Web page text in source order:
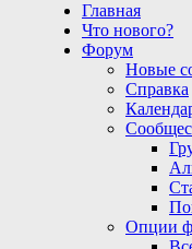
Главная
Что нового?
Форум
Новые
Справка
Опции